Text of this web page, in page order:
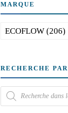
MARQUE
RECHERCHE